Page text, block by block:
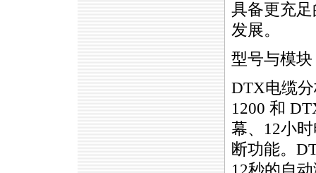
具备更充
发展。
型号与模块
DTX电缆
1200 和
幕、12小
断功能。